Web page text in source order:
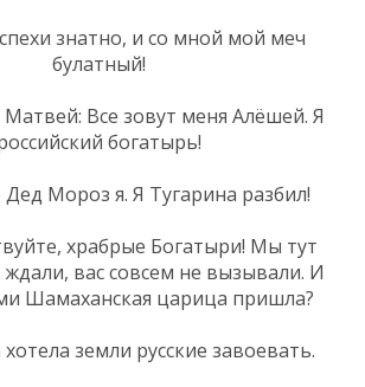
знатно, и со мной мой меч
булатный!
Все зовут меня Алёшей. Я
богатырь!
Мороз я. Я Тугарина разбил!
храбрые Богатыри! Мы тут
вас совсем не вызывали. И
Шамаханская царица пришла?
земли русские завоевать.